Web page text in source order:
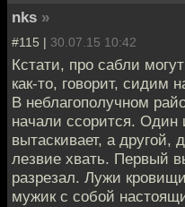
nks »
#115 | 30.07.15 10:42
Кстати, про сабли
как-то, говорит, сидим
В неблагополучном
начали ссорится. Один
вытаскивает, а другой,
лезвие хвать. Первый
разрезал. Лужи
мужик с собой